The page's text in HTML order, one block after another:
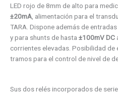
LED rojo de 8mm de alto para
±20mA, alimentación para el
TARA. Dispone además de
y para shunts de hasta ±100mV DC
corrientes elevadas. Posibilidad de
tramos para el control de nivel de
Sus dos relés incorporados de